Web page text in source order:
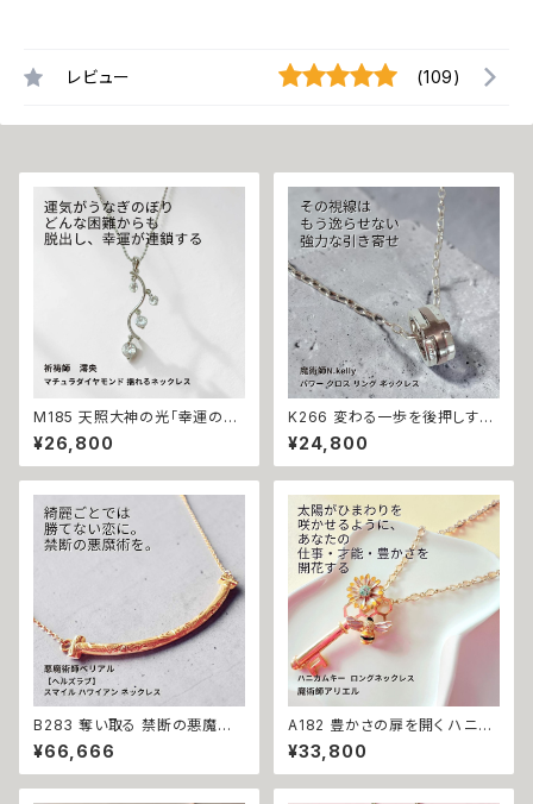
レビュー (109)
M185 天照大神の光「幸運の連
鎖」運が味方し誰もがあなたを
応援 大開運 成功・金運・良縁 マ
チュラダイヤモンド 揺れるネッ
パワーストーン 天然石 ご利益
お守り 霊感霊視 スピリチュアル
強運 神社 神様
¥26,800
K266 変わる一歩を後押しする
【強力な引き寄せ】アフロディテ
の神秘パワー クロス リング ネ
ックレス｜復縁・片思い成就 N.
結び 魅力アップ エネルギー 魅
力 魔力 魔術 白魔術 願い 叶う
結び 開運 強運 本物 パワースト
ーン お守り 強力 男女兼用
¥24,800
B283 奪い取る 禁断の悪魔術
恋の勝者になれる 縁切り【ヘル
ズラブ】スマイル ハワイアン ネ
ックレス ステンレス 悪魔術師
¥66,666
A182 豊かさの扉を開く ハニカ
ムキー 太陽開花の仕事運・生業
守護 才能開花 ロングネックレ
ス 魔術師アリエル 魔術 金運 仕
¥33,800